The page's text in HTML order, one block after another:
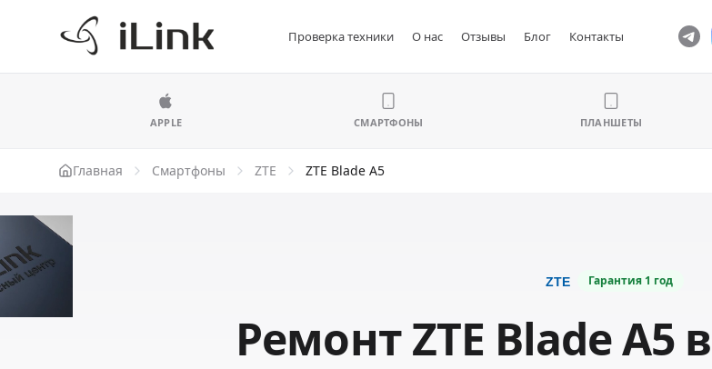
Проверка техники О нас Отзывы Блог Контакты
APPLE СМАРТФОНЫ ПЛАНШЕТЫ
Главная Смартфоны ZTE ZTE Blade A5
Гарантия 1 год
Ремонт ZTE Blade A5